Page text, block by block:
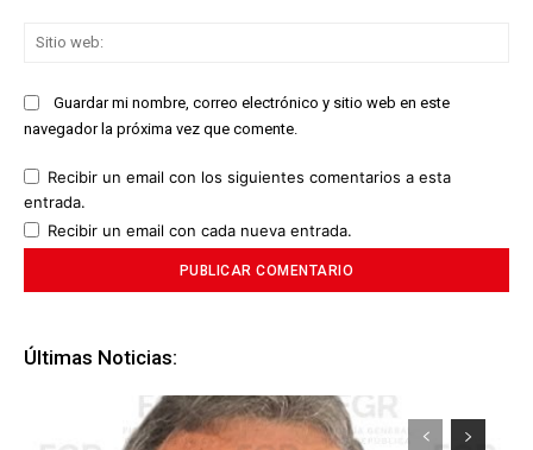
Guardar mi nombre, correo electrónico y sitio web en este
navegador la próxima vez que comente.
Recibir un email con los siguientes comentarios a esta
entrada.
Recibir un email con cada nueva entrada.
Últimas Noticias: